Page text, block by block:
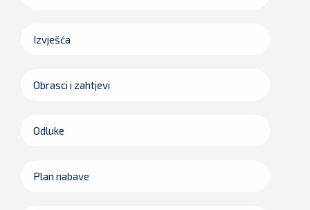
Izvješća
Obrasci i zahtjevi
Odluke
Plan nabave